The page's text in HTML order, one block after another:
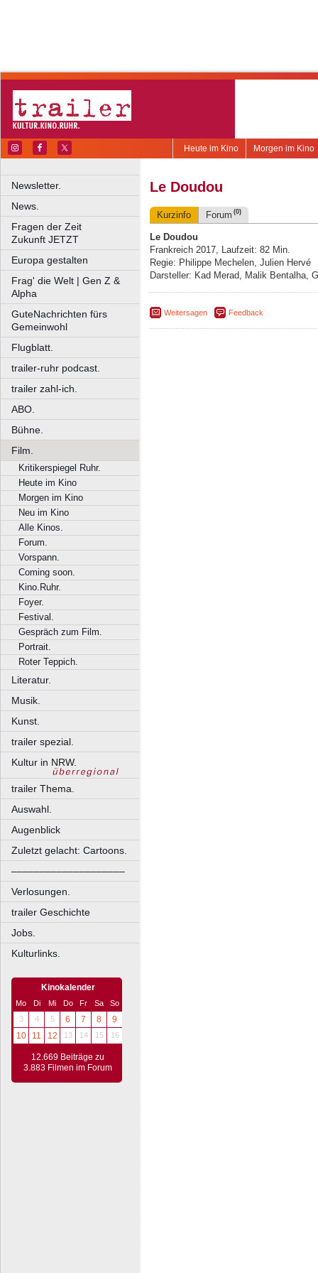
Morgen im Kino
Heute im Kino
Newsletter.
News.
Fragen der Zeit
Zukunft JETZT
Europa gestalten
Frag' die Welt | Gen Z &
Alpha
GuteNachrichten fürs
Gemeinwohl
Flugblatt.
trailer-ruhr podcast.
trailer zahl-ich.
ABO.
Bühne.
Film.
Kritikerspiegel Ruhr.
Heute im Kino
Morgen im Kino
Neu im Kino
Alle Kinos.
Forum.
Vorspann.
Coming soon.
Kino.Ruhr.
Foyer.
Festival.
Gespräch zum Film.
Portrait.
Roter Teppich.
Literatur.
Musik.
Kunst.
trailer spezial.
Kultur in NRW.
trailer Thema.
Auswahl.
Augenblick
Zuletzt gelacht: Cartoons.
––––––––––––––––––––
Verlosungen.
trailer Geschichte
Jobs.
Kulturlinks.
Kinokalender
Mo Di Mi Do Fr Sa
So
3
4 5 6 7 8
9
10
11 12 13 14 15 16
12.669 Beiträge zu
3.883 Filmen im Forum
Le Doudou
Kurzinfo Forum (0)
Le Doudou
Frankreich 2017, Laufzeit: 82 Min.
Regie: Philippe Mechelen, Julien Hervé
Darsteller: Kad Merad, Malik Bentalha,
Weitersagen Feedback